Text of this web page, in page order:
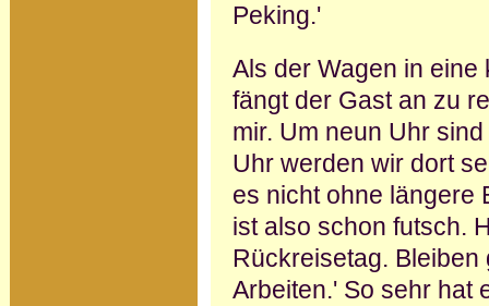
Peking.'
Als der Wagen in
fängt der Gast an zu
mir. Um neun Uhr
Uhr werden wir dort
es nicht ohne längere
ist also schon futsch.
Rückreisetag. Bleiben
Arbeiten.' So sehr hat